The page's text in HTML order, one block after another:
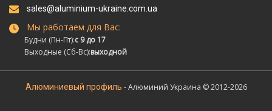
sales@aluminium-ukraine.com.ua
Мы работаем для Вас:
Будни (Пн-Пт):с 9 до 17
Выходные (Сб-Вс):выходной
Алюминиевый профиль - Алюминий Украина © 2012-2026